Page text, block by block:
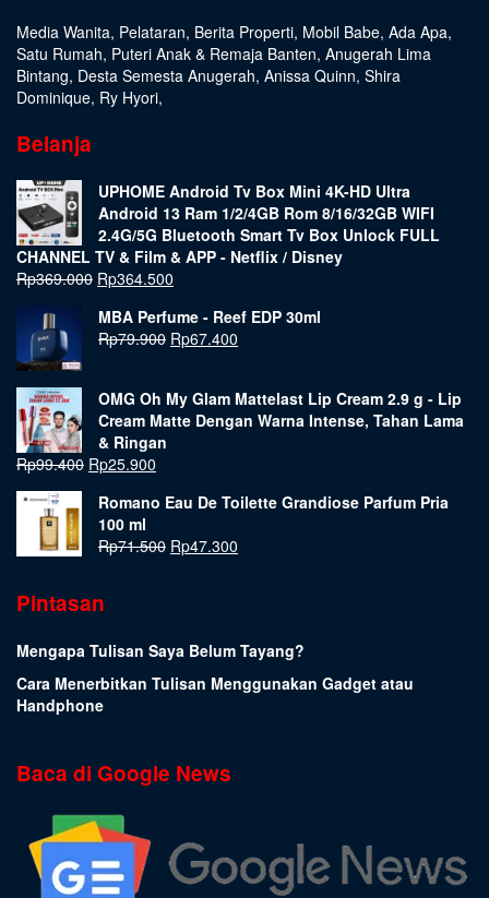
Media Wanita, Pelataran, Berita Properti, Mobil Babe, Ada Apa,
Satu Rumah, Puteri Anak & Remaja Banten, Anugerah Lima
Bintang, Desta Semesta Anugerah, Anissa Quinn, Shira
Dominique, Ry Hyori,
Belanja
UPHOME Android Tv Box Mini 4K-HD Ultra
Android 13 Ram 1/2/4GB Rom 8/16/32GB WIFI
2.4G/5G Bluetooth Smart Tv Box Unlock FULL
CHANNEL TV & Film & APP - Netflix / Disney
Rp369.000 Rp364.500
MBA Perfume - Reef EDP 30ml
Rp79.900 Rp67.400
OMG Oh My Glam Mattelast Lip Cream 2.9 g - Lip
Cream Matte Dengan Warna Intense, Tahan Lama
& Ringan
Rp99.400 Rp25.900
Romano Eau De Toilette Grandiose Parfum Pria
100 ml
Rp71.500 Rp47.300
Pintasan
Mengapa Tulisan Saya Belum Tayang?
Cara Menerbitkan Tulisan Menggunakan Gadget atau
Handphone
Baca di Google News